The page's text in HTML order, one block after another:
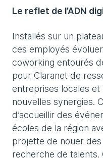
Le reflet de l’ADN
Installés sur un
ces employés
coworking entourés
pour Claranet de
entreprises locales
nouvelles synergies.
d’accueillir des
écoles de la région
projette de nouer
recherche de talents.